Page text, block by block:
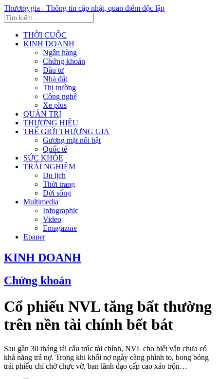
Thương gia - Thông tin cập nhật, quan điểm độc lập
THỜI CUỘC
KINH DOANH
Ngân hàng
Chứng khoán
Đầu tư
Nhà đất
Thị trường
Công nghệ
Xe plus
QUẢN TRỊ
THƯƠNG HIỆU
THẾ GIỚI THƯƠNG GIA
Gương mặt nổi bật
Quốc tế
SỨC KHỎE
TRẢI NGHIỆM
Du lịch
Thời trang
Đời sống
Multimedia
Infographic
Video
Emagazine
Epaper
KINH DOANH
Chứng khoán
Cổ phiếu NVL tăng bất thường
trên nền tài chính bết bát
Sau gần 30 tháng tái cấu trúc tài chính, NVL cho biết vẫn chưa có
khả năng trả nợ. Trong khi khối nợ ngày càng phình to, bong bóng
trái phiếu chỉ chờ chực vỡ, ban lãnh đạo cấp cao xáo trộn…